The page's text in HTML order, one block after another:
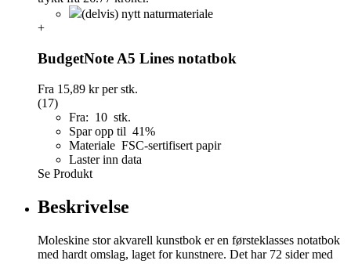
(delvis) nytt naturmateriale
+
BudgetNote A5 Lines notatbok
Fra 15,89 krper stk.
(17)
Fra: 10 stk.
Spar opp til 41%
Materiale FSC-sertifisert papir
Laster inn data
Se Produkt
Beskrivelse
Moleskine stor akvarell kunstbok er en førsteklasses notatbok
med hardt omslag, laget for kunstnere. Det har 72 sider med